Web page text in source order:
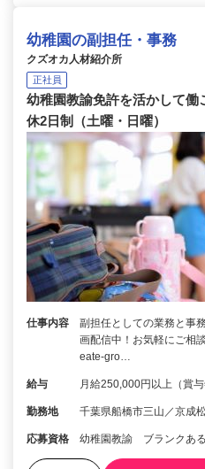
幼稚園の副担任・事務
クズオカ人材紹介所
正社員
幼稚園教諭免許を活かして
休2日制（土曜・日曜）
仕事内容
副担任としての業務と事
画配信中！お気軽にご相
eate-gro…
給与 月給250,000円以上（賞与
勤務地 千葉県船橋市三山／京成
応募資格 幼稚園教諭 ブランクあ